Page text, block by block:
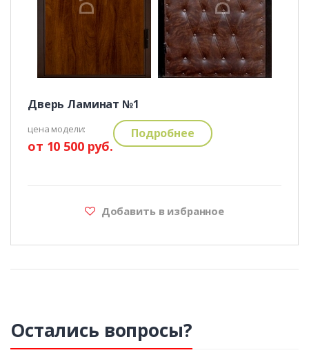
Дверь Ламинат №1
цена модели:
от 10 500 руб.
Подробнее
Добавить в избранное
Остались вопросы?